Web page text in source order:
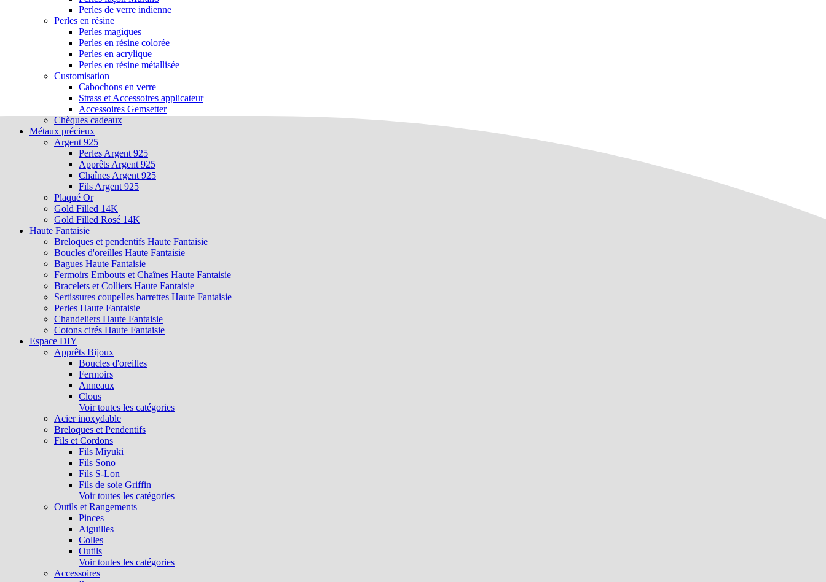
Perles de verre indienne
Perles en résine
Perles magiques
Perles en résine colorée
Perles en acrylique
Perles en résine métallisée
Customisation
Cabochons en verre
Strass et Accessoires applicateur
Accessoires Gemsetter
Chèques cadeaux
Métaux précieux
Argent 925
Perles Argent 925
Apprêts Argent 925
Chaînes Argent 925
Fils Argent 925
Plaqué Or
Gold Filled 14K
Gold Filled Rosé 14K
Haute Fantaisie
Breloques et pendentifs Haute Fantaisie
Boucles d'oreilles Haute Fantaisie
Bagues Haute Fantaisie
Fermoirs Embouts et Chaînes Haute Fantaisie
Bracelets et Colliers Haute Fantaisie
Sertissures coupelles barrettes Haute Fantaisie
Perles Haute Fantaisie
Chandeliers Haute Fantaisie
Cotons cirés Haute Fantaisie
Espace DIY
Apprêts Bijoux
Boucles d'oreilles
Fermoirs
Anneaux
Clous
Voir toutes les catégories
Acier inoxydable
Breloques et Pendentifs
Fils et Cordons
Fils Miyuki
Fils Sono
Fils S-Lon
Fils de soie Griffin
Voir toutes les catégories
Outils et Rangements
Pinces
Aiguilles
Colles
Outils
Voir toutes les catégories
Accessoires